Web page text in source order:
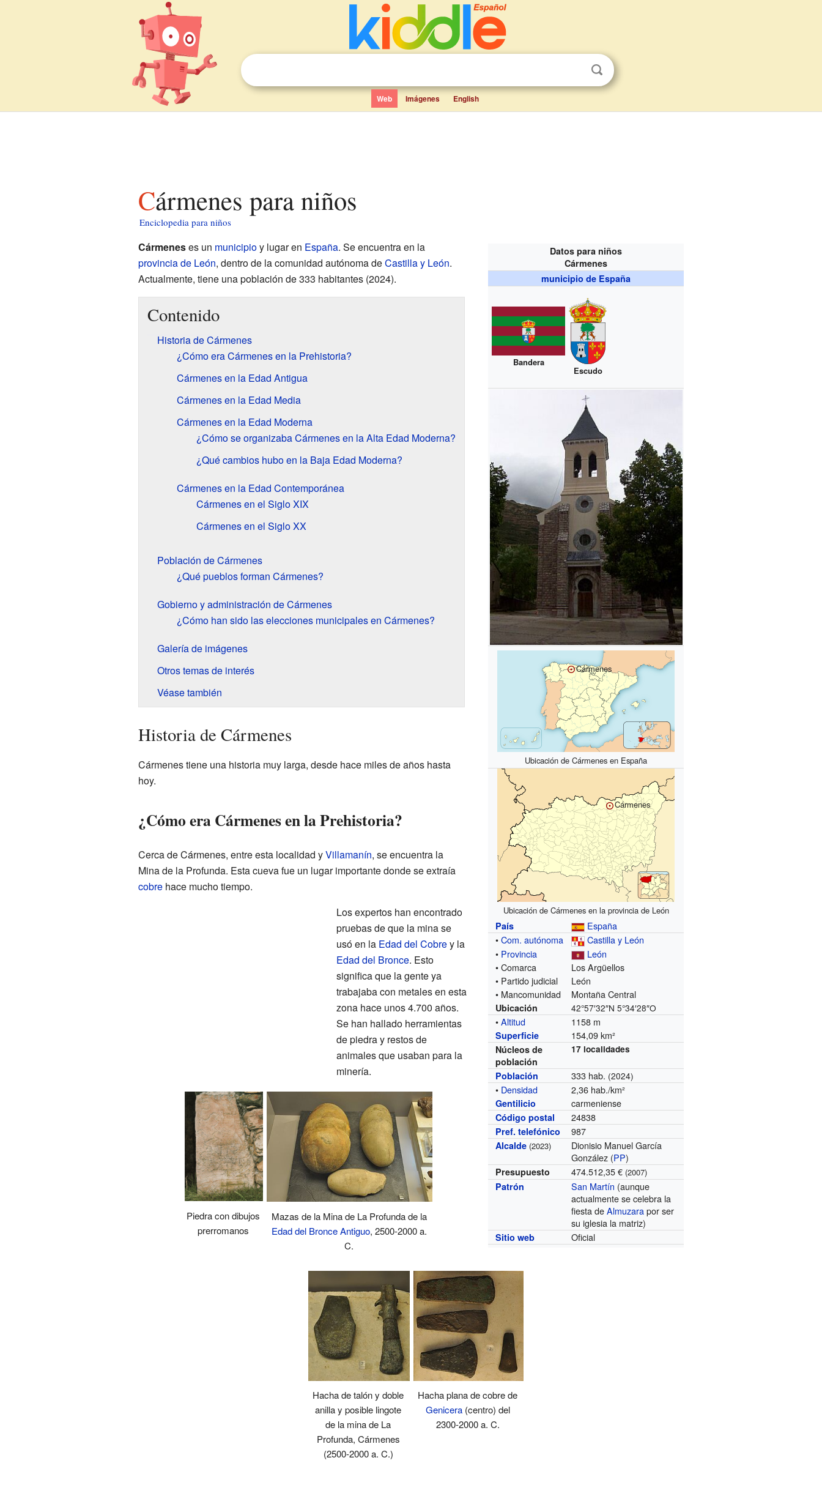
Web Imágenes English
Cármenes para niños
Enciclopedia para niños
Datos para niños
Cármenes
municipio de España
Bandera
Escudo
Cármenes
Ubicación de Cármenes en España
Cármenes
Ubicación de Cármenes en la provincia de León
País
España
•Com. autónoma
Castilla y León
• Provincia
León
• Comarca
Los Argüellos
• Partido judicial
León
• Mancomunidad
Montaña Central
Ubicación 42°57′32″N 5°34′28″O
•Altitud 1158 m
Superficie 154,09 km²
Núcleos de
población
17 localidades
Población 333 hab. (2024)
• Densidad 2,36 hab./km²
Gentilicio carmeniense
Código postal 24838
Pref. telefónico 987
Alcalde (2023)
Dionisio Manuel García
González (PP)
Presupuesto 474.512,35 € (2007)
Patrón San Martín (aunque
actualmente se celebra la
fiesta deAlmuzarapor ser
su iglesia la matriz)
Sitio web Oficial
Cármeneses un municipioy lugar en España. Se encuentra en la
provincia de León, dentro de la comunidad autónoma deCastilla y León.
Actualmente, tiene una población de 333 habitantes (2024).
Contenido
Historia de Cármenes
¿Cómo era Cármenes en la Prehistoria?
Cármenes en la Edad Antigua
Cármenes en la Edad Media
Cármenes en la Edad Moderna
¿Cómo se organizaba Cármenes en la Alta Edad Moderna?
¿Qué cambios hubo en la Baja Edad Moderna?
Cármenes en la Edad Contemporánea
Cármenes en el Siglo XIX
Cármenes en el Siglo XX
Población de Cármenes
¿Qué pueblos forman Cármenes?
Gobierno y administración de Cármenes
¿Cómo han sido las elecciones municipales en Cármenes?
Galería de imágenes
Otros temas de interés
Véase también
Historia de Cármenes
Cármenes tiene una historia muy larga, desde hace miles de años hasta
hoy.
¿Cómo era Cármenes en la Prehistoria?
Cerca de Cármenes, entre esta localidad yVillamanín, se encuentra la
Mina de la Profunda. Esta cueva fue un lugar importante donde se extraía
cobrehace mucho tiempo.
Los expertos han encontrado
pruebas de que la mina se
usó en la Edad del Cobrey la
Edad del Bronce. Esto
significa que la gente ya
trabajaba con metales en esta
zona hace unos 4.700 años.
Se han hallado herramientas
de piedra y restos de
animales que usaban para la
minería.
Piedra con dibujos
prerromanos
Mazas de la Mina de La Profunda de la
Edad del Bronce Antiguo, 2500-2000 a.
C.
Hacha de talón y doble
anilla y posible lingote
de la mina de La
Profunda, Cármenes
(2500-2000 a. C.)
Hacha plana de cobre de
Genicera(centro) del
2300-2000 a. C.